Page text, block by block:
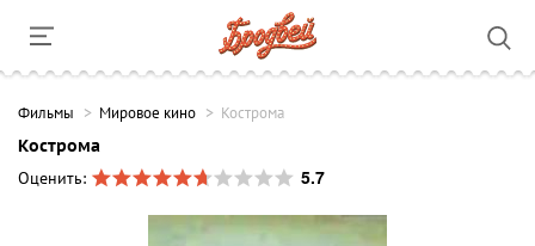
Фильмы Мировое кино Кострома
Кострома
Оценить:
5.7